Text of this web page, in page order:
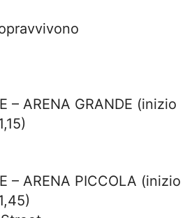
– ARENA GRANDE (inizio
– ARENA PICCOLA (inizio